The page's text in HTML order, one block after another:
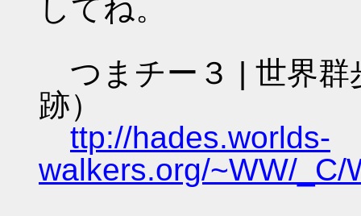
してね。
つまチー３ | 世界群
跡）
ttp://hades.worlds-
walkers.org/~WW/_C/